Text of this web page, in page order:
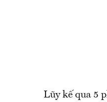
Lũy kế qua 5